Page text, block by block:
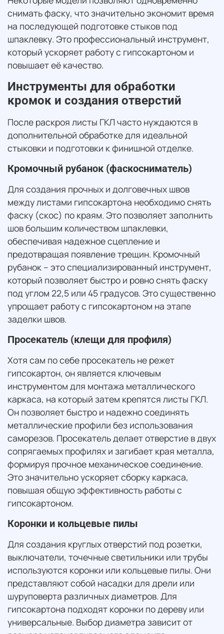
снимать фаску, что значительно экономит время
на последующей подготовке стыков под
шпаклевку. Это профессиональный инструмент,
который ускоряет работу с гипсокартоном и
повышает её качество.
Инструменты для обработки
кромок и создания отверстий
После раскроя листы ГКЛ часто нуждаются в
дополнительной обработке для идеальной
стыковки и подготовки к финишной отделке.
Кромочный рубанок (фаскосниматель)
Для создания прочных и долговечных швов
между листами гипсокартона необходимо снять
фаску (скос) по краям. Это позволяет заполнить
шов большим количеством шпаклевки,
обеспечивая надежное сцепление и
предотвращая появление трещин. Кромочный
рубанок – это специализированный инструмент,
который позволяет быстро и ровно снять фаску
под углом 22,5 или 45 градусов. Это существенно
упрощает работу с гипсокартоном на этапе
заделки швов.
Просекатель (клещи для профиля)
Хотя сам по себе просекатель не режет
гипсокартон, он является ключевым
инструментом для монтажа металлического
каркаса, на который затем крепятся листы ГКЛ.
Он позволяет быстро и надежно соединять
металлические профили без использования
саморезов. Просекатель делает отверстие в двух
сопрягаемых профилях и загибает края металла,
формируя прочное механическое соединение.
Это значительно ускоряет сборку каркаса,
повышая общую эффективность работы с
гипсокартоном.
Коронки и кольцевые пилы
Для создания круглых отверстий под розетки,
выключатели, точечные светильники или трубы
используются коронки или кольцевые пилы. Они
представляют собой насадки для дрели или
шуруповерта различных диаметров. Для
гипсокартона подходят коронки по дереву или
универсальные. Выбор диаметра зависит от